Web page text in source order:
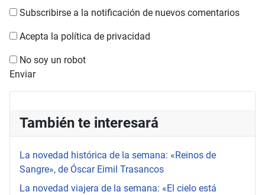
Subscribirse a la notificación de nuevos comentarios
Acepta la política de privacidad
No soy un robot
Enviar
También te interesará
La novedad histórica de la semana: «Reinos de
Sangre», de Óscar Eimil Trasancos
La novedad viajera de la semana: «El cielo está